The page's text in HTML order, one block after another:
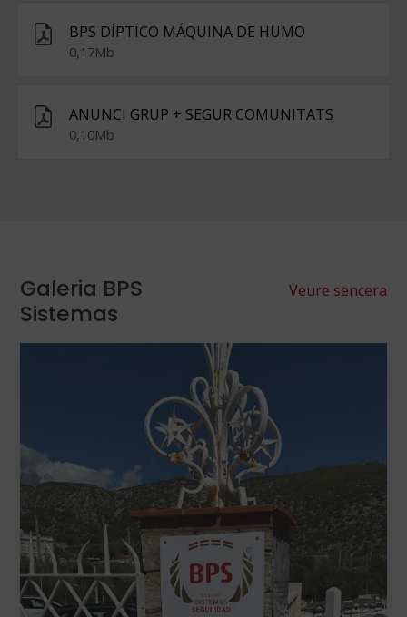
BPS DÍPTICO MÁQUINA DE HUMO
0,17Mb
ANUNCI GRUP + SEGUR COMUNITATS
0,10Mb
Galeria BPS
Sistemas
Veure sencera